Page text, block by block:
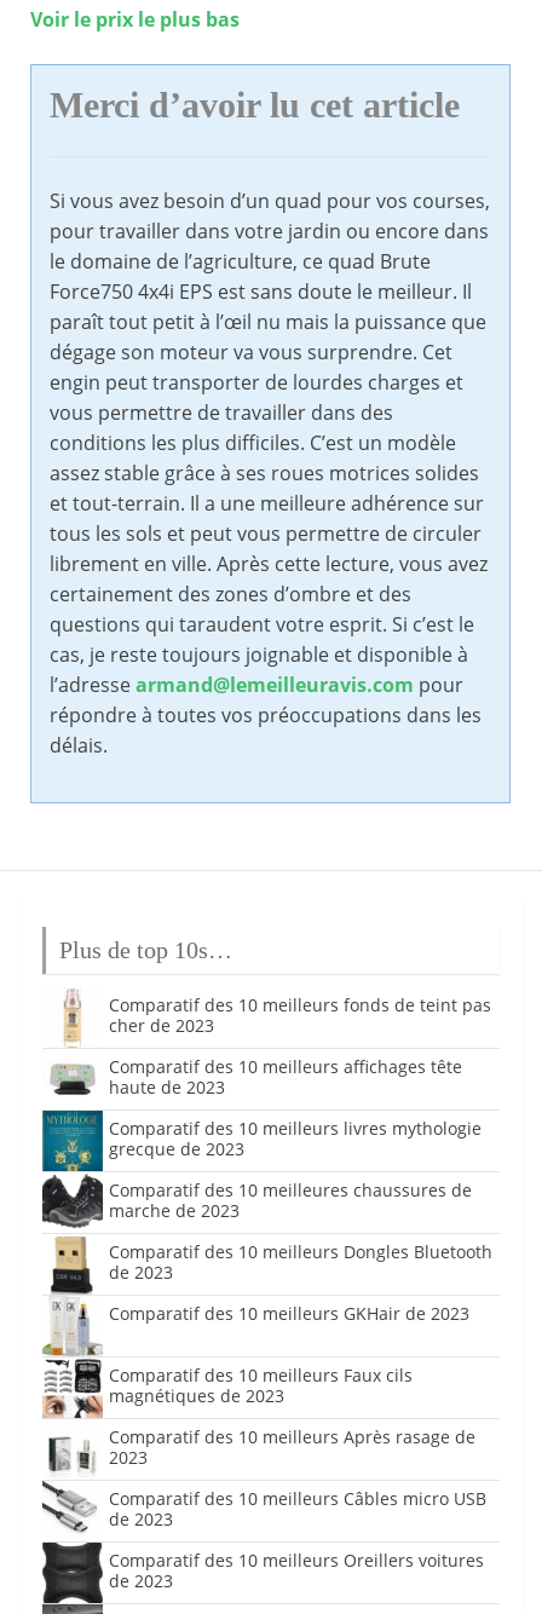
Voir le prix le plus bas
Merci d’avoir lu cet article
Si vous avez besoin d’un quad pour vos courses,
pour travailler dans votre jardin ou encore dans
le domaine de l’agriculture, ce quad Brute
Force750 4x4i EPS est sans doute le meilleur. Il
paraît tout petit à l’œil nu mais la puissance que
dégage son moteur va vous surprendre. Cet
engin peut transporter de lourdes charges et
vous permettre de travailler dans des
conditions les plus difficiles. C’est un modèle
assez stable grâce à ses roues motrices solides
et tout-terrain. Il a une meilleure adhérence sur
tous les sols et peut vous permettre de circuler
librement en ville. Après cette lecture, vous avez
certainement des zones d’ombre et des
questions qui taraudent votre esprit. Si c’est le
cas, je reste toujours joignable et disponible à
l’adressearmand@lemeilleuravis.com pour
répondre à toutes vos préoccupations dans les
délais.
Plus de top 10s…
Comparatif des 10 meilleurs fonds de teint pas
cher de 2023
Comparatif des 10 meilleurs affichages tête
haute de 2023
Comparatif des 10 meilleurs livres mythologie
grecque de 2023
Comparatif des 10 meilleures chaussures de
marche de 2023
Comparatif des 10 meilleurs Dongles Bluetooth
de 2023
Comparatif des 10 meilleurs GKHair de 2023
Comparatif des 10 meilleurs Faux cils
magnétiques de 2023
Comparatif des 10 meilleurs Après rasage de
2023
Comparatif des 10 meilleurs Câbles micro USB
de 2023
Comparatif des 10 meilleurs Oreillers voitures
de 2023